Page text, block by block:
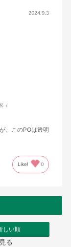
2024.9.3
、このPOは透明
Like! 0
しい順
る